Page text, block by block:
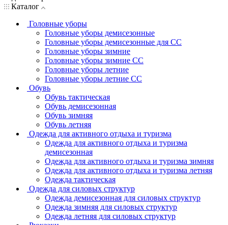
Каталог
Головные уборы
Головные уборы демисезонные
Головные уборы демисезонные для СС
Головные уборы зимние
Головные уборы зимние СС
Головные уборы летние
Головные уборы летние СС
Обувь
Обувь тактическая
Обувь демисезонная
Обувь зимняя
Обувь летняя
Одежда для активного отдыха и туризма
Одежда для активного отдыха и туризма
демисезонная
Одежда для активного отдыха и туризма зимняя
Одежда для активного отдыха и туризма летняя
Одежда тактическая
Одежда для силовых структур
Одежда демисезонная для силовых структур
Одежда зимняя для силовых структур
Одежда летняя для силовых структур